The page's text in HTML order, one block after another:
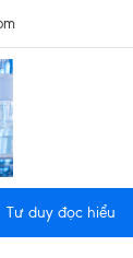
Tư duy đọc hiểu